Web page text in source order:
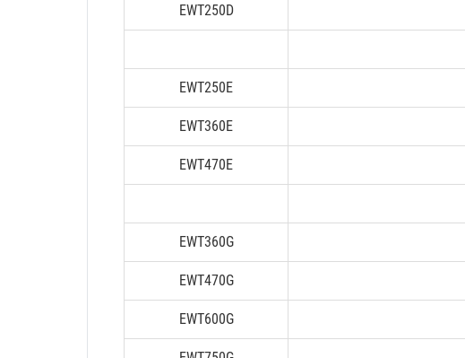
EWT250D
EWT250E
EWT360E
EWT470E
EWT360G
EWT470G
EWT600G